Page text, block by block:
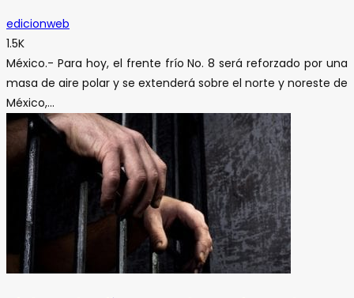
edicionweb
1.5K
México.- Para hoy, el frente frío No. 8 será reforzado por una
masa de aire polar y se extenderá sobre el norte y noreste de
México,...